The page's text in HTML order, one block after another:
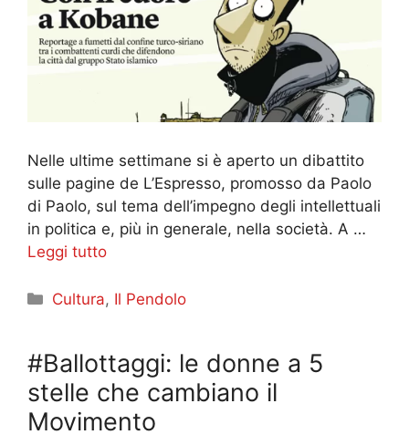
Nelle ultime settimane si è aperto un dibattito
sulle pagine de L’Espresso, promosso da Paolo
di Paolo, sul tema dell’impegno degli intellettuali
in politica e, più in generale, nella società. A …
Leggi tutto
Categorie
Cultura, Il Pendolo
#Ballottaggi: le donne a 5
stelle che cambiano il
Movimento